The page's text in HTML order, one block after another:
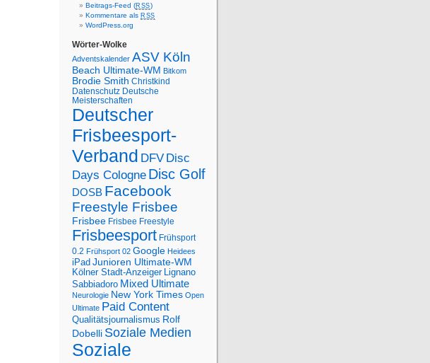
Beitrags-Feed (RSS)
Kommentare als RSS
WordPress.org
Wörter-Wolke
Adventskalender ASV Köln
Beach Ultimate-WM Bitkom
Brodie Smith Christkind
Datenschutz Deutsche
Meisterschaften
Deutscher
Frisbeesport-
Verband DFV Disc
Days Cologne Disc Golf
DOSB Facebook
Freestyle Frisbee
Frisbee Frisbee Freestyle
Frisbeesport Frühsport
0.2 Frühsport 02 Google Heidees
iPad Junioren Ultimate-WM
Kölner Stadt-Anzeiger Lignano
Sabbiadoro Mixed Ultimate
Neurologie New York Times Open
Ultimate Paid Content
Qualitätsjournalismus Rolf
Dobelli Soziale Medien
Soziale